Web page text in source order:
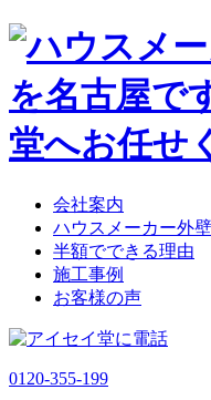
会社案内
ハウスメーカー外
半額でできる理由
施工事例
お客様の声
0120-355-199